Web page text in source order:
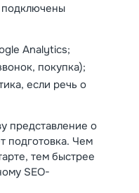
подключены
Analytics;
покупка);
если речь о
представление о
подготовка. Чем
тем быстрее
SEO-